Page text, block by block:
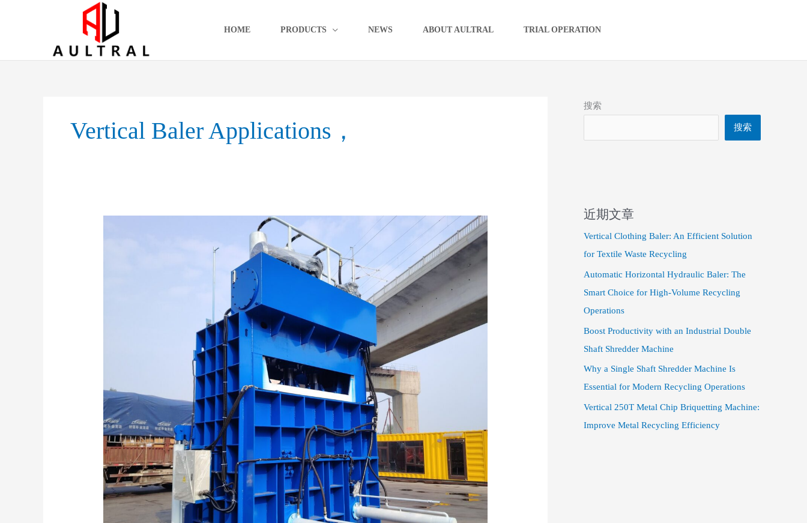
HOME PRODUCTS NEWS ABOUT AULTRAL TRIAL OPERATION
Vertical Baler Applications，
搜索
搜索
近期文章
Vertical Clothing Baler: An Efficient Solution
for Textile Waste Recycling
Automatic Horizontal Hydraulic Baler: The
Smart Choice for High-Volume Recycling
Operations
Boost Productivity with an Industrial Double
Shaft Shredder Machine
Why a Single Shaft Shredder Machine Is
Essential for Modern Recycling Operations
Vertical 250T Metal Chip Briquetting Machine:
Improve Metal Recycling Efficiency